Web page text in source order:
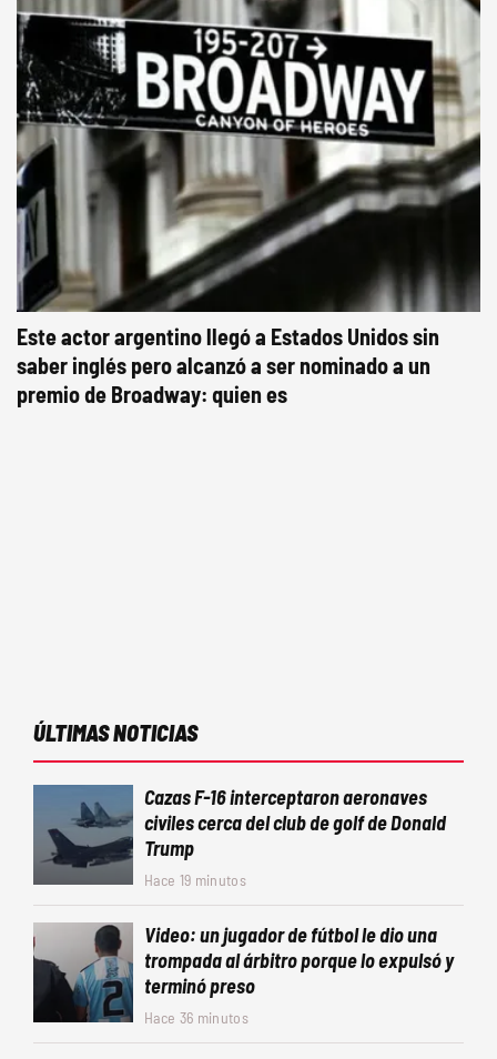
Este actor argentino llegó a Estados Unidos sin
saber inglés pero alcanzó a ser nominado a un
premio de Broadway: quien es
ÚLTIMAS NOTICIAS
Cazas F-16 interceptaron aeronaves
civiles cerca del club de golf de Donald
Trump
Hace 19 minutos
Video: un jugador de fútbol le dio una
trompada al árbitro porque lo expulsó y
terminó preso
Hace 36 minutos